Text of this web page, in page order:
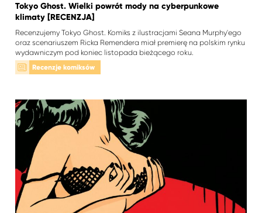
Tokyo Ghost. Wielki powrót mody na cyberpunkowe
klimaty [RECENZJA]
Recenzujemy Tokyo Ghost. Komiks z ilustracjami Seana Murphy'ego
oraz scenariuszem Ricka Remendera miał premierę na polskim rynku
wydawniczym pod koniec listopada bieżącego roku.
Recenzje komiksów